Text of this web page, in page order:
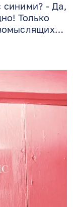
синими? - Да,
Только
к